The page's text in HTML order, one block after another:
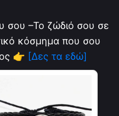
σου –Το ζώδιό σου σε
κόσμημα που σου
👉 [Δες τα εδώ]